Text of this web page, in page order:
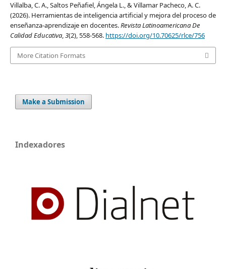
Villalba, C. A., Saltos Peñafiel, Ángela L., & Villamar Pacheco, A. C.
(2026). Herramientas de inteligencia artificial y mejora del proceso de
enseñanza-aprendizaje en docentes.Revista Latinoamericana De
Calidad Educativa,3(2), 558-568. https://doi.org/10.70625/rlce/756
More Citation Formats
Make a Submission
Indexadores